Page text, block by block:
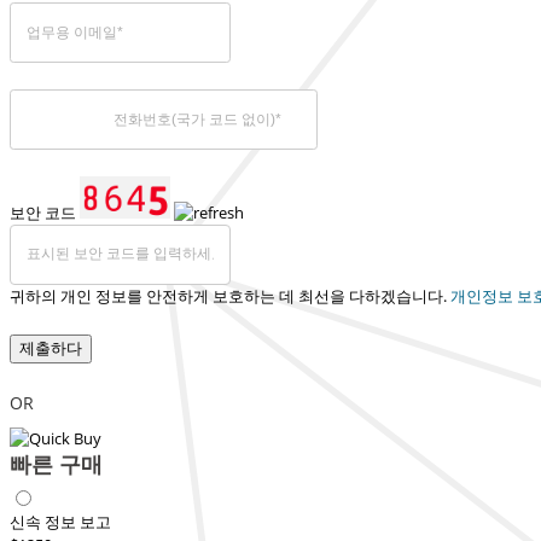
보안 코드
귀하의 개인 정보를 안전하게 보호하는 데 최선을 다하겠습니다. 개인정보 보
제출하다
OR
빠른 구매
신속 정보 보고